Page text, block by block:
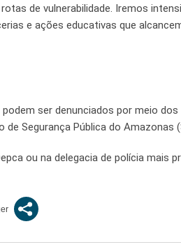
de vulnerabilidade. Iremos
e ações educativas que
ser denunciados por meio
de Segurança Pública do Amazonas
ou na delegacia de polícia mais